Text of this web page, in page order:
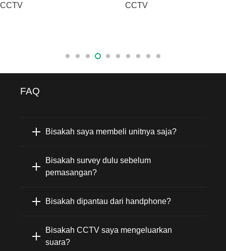
FAQ
Bisakah saya membeli unitnya saja?
Bisakah survey dulu sebelum
pemasangan?
Bisakah dipantau dari handphone?
Bisakah CCTV saya mengeluarkan
suara?